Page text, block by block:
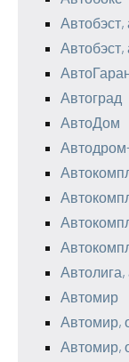
Автобэст,
Автобэст,
Автоград
АвтоДом
Автолига,
Автомир
Автомир,
Автомир,